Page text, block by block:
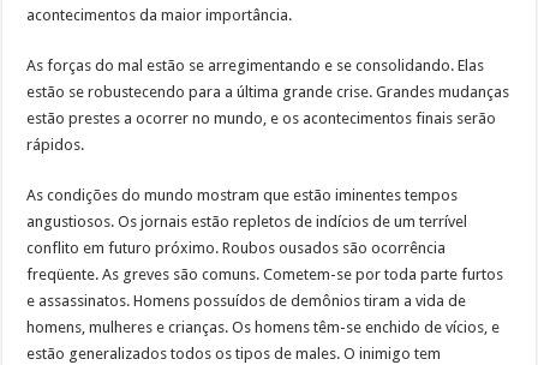
acontecimentos da maior importância.
As forças do mal estão se arregimentando e se consolidando. Elas
estão se robustecendo para a última grande crise. Grandes mudanças
estão prestes a ocorrer no mundo, e os acontecimentos finais serão
rápidos.
As condições do mundo mostram que estão iminentes tempos
angustiosos. Os jornais estão repletos de indícios de um terrível
conflito em futuro próximo. Roubos ousados são ocorrência
freqüente. As greves são comuns. Cometem-se por toda parte furtos
e assassinatos. Homens possuídos de demônios tiram a vida de
homens, mulheres e crianças. Os homens têm-se enchido de vícios, e
estão generalizados todos os tipos de males. O inimigo tem